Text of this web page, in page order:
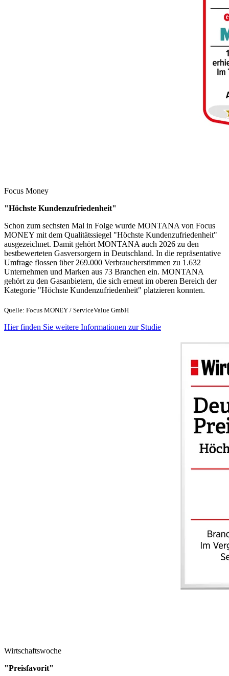
Focus Money
"Höchste Kundenzufriedenheit"
Schon zum sechsten Mal in Folge wurde MONTANA von Focus
MONEY mit dem Qualitätssiegel "Höchste Kundenzufriedenheit"
ausgezeichnet. Damit gehört MONTANA auch 2026 zu den
bestbewerteten Gasversorgern in Deutschland. In die repräsentative
Umfrage flossen über 269.000 Verbraucherstimmen zu 1.632
Unternehmen und Marken aus 73 Branchen ein. MONTANA
gehört zu den Gasanbietern, die sich erneut im oberen Bereich der
Kategorie "Höchste Kundenzufriedenheit" platzieren konnten.
Quelle: Focus MONEY / ServiceValue GmbH
Hier finden Sie weitere Informationen zur Studie
Wirtschaftswoche
"Preisfavorit"